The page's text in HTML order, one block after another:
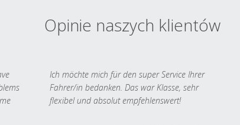
Opinie naszych klientów
Ich möchte mich für den super Service Ihrer
Fahrer/in bedanken. Das war Klasse, sehr
flexibel und absolut empfehlenswert!